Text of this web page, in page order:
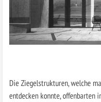
Die Ziegelstrukturen, welche
entdecken konnte, offenbarten